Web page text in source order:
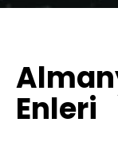
Enleri